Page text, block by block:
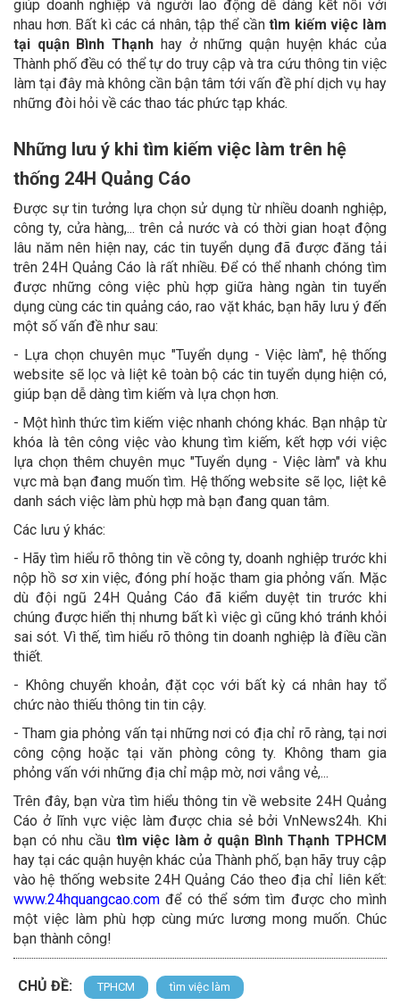
giúp doanh nghiệp và người lao động dễ dàng kết nối với
nhau hơn. Bất kì các cá nhân, tập thể cầntìm kiếm việc làm
tại quận Bình Thạnh hay ở những quận huyện khác của
Thành phố đều có thể tự do truy cập và tra cứu thông tin việc
làm tại đây mà không cần bận tâm tới vấn đề phí dịch vụ hay
những đòi hỏi về các thao tác phức tạp khác.
Những lưu ý khi tìm kiếm việc làm trên hệ
thống 24H Quảng Cáo
Được sự tin tưởng lựa chọn sử dụng từ nhiều doanh nghiệp,
công ty, cửa hàng,... trên cả nước và có thời gian hoạt động
lâu năm nên hiện nay, các tin tuyển dụng đã được đăng tải
trên 24H Quảng Cáo là rất nhiều. Để có thể nhanh chóng tìm
được những công việc phù hợp giữa hàng ngàn tin tuyển
dụng cùng các tin quảng cáo, rao vặt khác, bạn hãy lưu ý đến
một số vấn đề như sau:
- Lựa chọn chuyên mục "Tuyển dụng - Việc làm", hệ thống
website sẽ lọc và liệt kê toàn bộ các tin tuyển dụng hiện có,
giúp bạn dễ dàng tìm kiếm và lựa chọn hơn.
- Một hình thức tìm kiếm việc nhanh chóng khác. Bạn nhập từ
khóa là tên công việc vào khung tìm kiếm, kết hợp với việc
lựa chọn thêm chuyên mục "Tuyển dụng - Việc làm" và khu
vực mà bạn đang muốn tìm. Hệ thống website sẽ lọc, liệt kê
danh sách việc làm phù hợp mà bạn đang quan tâm.
Các lưu ý khác:
- Hãy tìm hiểu rõ thông tin về công ty, doanh nghiệp trước khi
nộp hồ sơ xin việc, đóng phí hoặc tham gia phỏng vấn. Mặc
dù đội ngũ 24H Quảng Cáo đã kiểm duyệt tin trước khi
chúng được hiển thị nhưng bất kì việc gì cũng khó tránh khỏi
sai sót. Vì thế, tìm hiểu rõ thông tin doanh nghiệp là điều cần
thiết.
- Không chuyển khoản, đặt cọc với bất kỳ cá nhân hay tổ
chức nào thiếu thông tin tin cậy.
- Tham gia phỏng vấn tại những nơi có địa chỉ rõ ràng, tại nơi
công cộng hoặc tại văn phòng công ty. Không tham gia
phỏng vấn với những địa chỉ mập mờ, nơi vắng vẻ,...
Trên đây, bạn vừa tìm hiểu thông tin về website 24H Quảng
Cáo ở lĩnh vực việc làm được chia sẻ bởi VnNews24h. Khi
bạn có nhu cầu tìm việc làm ở quận Bình Thạnh TPHCM
hay tại các quận huyện khác của Thành phố, bạn hãy truy cập
vào hệ thống website 24H Quảng Cáo theo địa chỉ liên kết:
www.24hquangcao.com để có thể sớm tìm được cho mình
một việc làm phù hợp cùng mức lương mong muốn. Chúc
bạn thành công!
CHỦ ĐỀ: TPHCM tìm việc làm